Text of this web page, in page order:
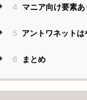
4 マニア向け要素
5 アントワネット
6 まとめ